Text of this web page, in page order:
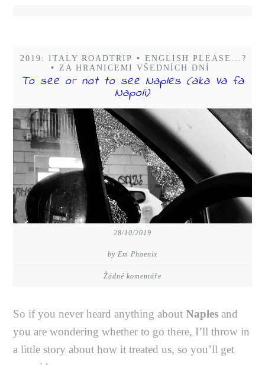
2019: ITALY ROADTRIP •
ENGLISH PLEASE...?
• ZA HRANICEMI VŠEDNÍCH DNÍ
To see or not to see Naples (aka Va fa
Napoli)
28/10/2019
by Em Phoenix
Žádné komentáře
So if you never heard anything aboutNaples and
you are wondering whether to go there, I’ll throw in
a little story about how it treated us, so you’ll get